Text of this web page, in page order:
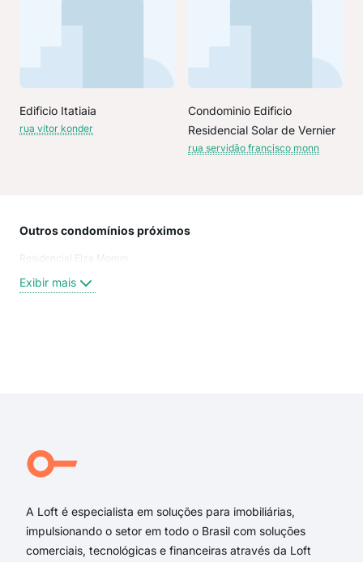
Edificio Itatiaia
rua vítor konder
Condominio Edificio
Residencial Solar de Vernier
rua servidão francisco monn
Outros condomínios próximos
Residencial Elza Momm
Exibir mais
A Loft é especialista em soluções para imobiliárias,
impulsionando o setor em todo o Brasil com soluções
comerciais, tecnológicas e financeiras através da Loft